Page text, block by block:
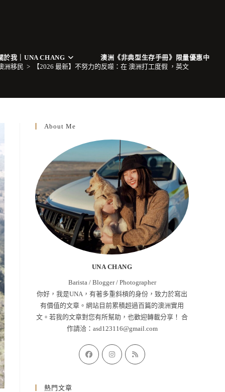
於我｜UNA CHANG
澳洲《非典型生存手冊》限量優惠中
洲移民 > 【2026 最新】不努力的反噬：在 澳洲打工度假 ，英文到底重不重
About Me
UNA CHANG
Barista / Blogger / Photographer
你好，我是UNA，有著多重斜槓的身份，致力於寫出
有價值的文章。網站目前累積超過百篇的澳洲實用
文。若我的文章對您有所幫助，也歡迎轉載分享！ 合
作請洽： asd123116@gmail.com
Opens
in
Opens
in
熱門文章